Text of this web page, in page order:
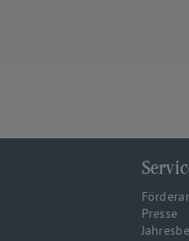
Presse